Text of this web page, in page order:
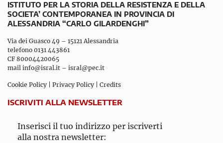
ISTITUTO PER LA STORIA DELLA RESISTENZA E DELLA
SOCIETA’ CONTEMPORANEA IN PROVINCIA DI
ALESSANDRIA “CARLO GILARDENGHI”
Via dei Guasco 49 – 15121 Alessandria
telefono 0131 443861
CF 80004420065
mail info@isral.it – isral@pec.it
Cookie Policy Privacy Policy Credits
ISCRIVITI ALLA NEWSLETTER
Inserisci il tuo indirizzo per iscriverti
alla nostra newsletter: